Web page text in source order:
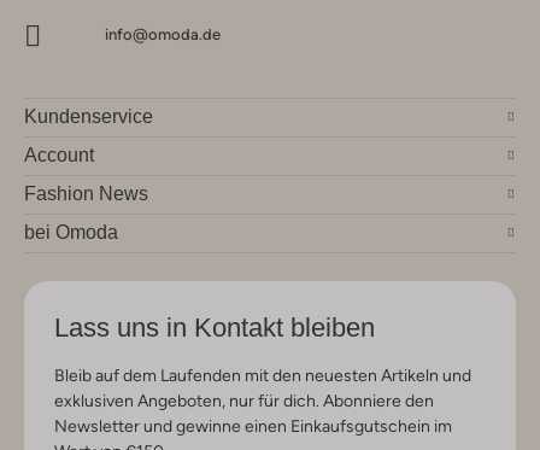
info@omoda.de
Kundenservice
Account
Fashion News
bei Omoda
Lass uns in Kontakt bleiben
Bleib auf dem Laufenden mit den neuesten Artikeln und
exklusiven Angeboten, nur für dich. Abonniere den
Newsletter und gewinne einen Einkaufsgutschein im